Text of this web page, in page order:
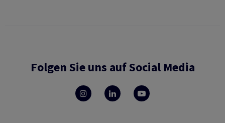
Folgen Sie uns auf Social Media